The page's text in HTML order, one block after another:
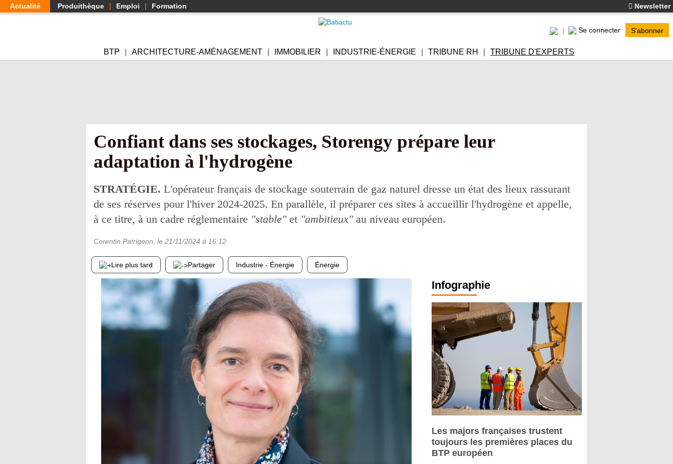
Aller
au
Actualité Produithèque Emploi Formation Newsletter
Se connecter S'abonner
BTP ARCHITECTURE-AMÉNAGEMENT IMMOBILIER INDUSTRIE-ÉNERGIE TRIBUNE RH TRIBUNE D'EXPERTS
Confiant dans ses stockages, Storengy prépare leur
adaptation à l'hydrogène
STRATÉGIE. L'opérateur français de stockage souterrain de gaz naturel dresse un état des lieux rassurant
de ses réserves pour l'hiver 2024-2025. En parallèle, il préparer ces sites à accueillir l'hydrogène et appelle,
à ce titre, à un cadre réglementaire "stable"et "ambitieux"au niveau européen.
Corentin Patrigeon , le 21/11/2024 à 16:12
Lire plus tard Partager Industrie - Énergie Énergie
Infographie
Les majors françaises trustent
toujours les premières places du
BTP européen